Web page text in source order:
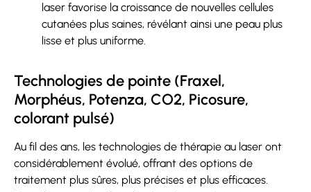
laser favorise la croissance de nouvelles cellules
cutanées plus saines, révélant ainsi une peau plus
lisse et plus uniforme.
Technologies de pointe (Fraxel,
Morphéus, Potenza, CO2, Picosure,
colorant pulsé)
Au fil des ans, les technologies de thérapie au laser ont
considérablement évolué, offrant des options de
traitement plus sûres, plus précises et plus efficaces.